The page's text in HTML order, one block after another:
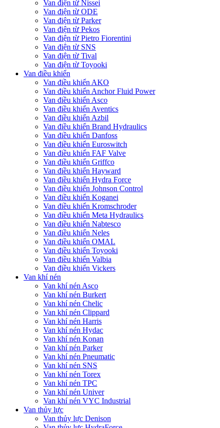
Van điện từ Nissei
Van điện từ ODE
Van điện từ Parker
Van điện từ Pekos
Van điện từ Pietro Fiorentini
Van điện từ SNS
Van điện từ Tival
Van điện từ Toyooki
Van điều khiển
Van điều khiển AKO
Van điều khiển Anchor Fluid Power
Van điều khiển Asco
Van điều khiển Aventics
Van điều khiển Azbil
Van điều khiển Brand Hydraulics
Van điều khiển Danfoss
Van điều khiển Euroswitch
Van điều khiển FAF Valve
Van điều khiển Griffco
Van điều khiển Hayward
Van điều khiển Hydra Force
Van điều khiển Johnson Control
Van điều khiển Koganei
Van điều khiển Kromschroder
Van điều khiển Meta Hydraulics
Van điều khiển Nabtesco
Van điều khiển Neles
Van điều khiển OMAL
Van điều khiển Toyooki
Van điều khiển Valbia
Van điều khiển Vickers
Van khí nén
Van khí nén Asco
Van khí nén Burkert
Van khí nén Chelic
Van khí nén Clippard
Van khí nén Harris
Van khí nén Hydac
Van khí nén Konan
Van khí nén Parker
Van khí nén Pneumatic
Van khí nén SNS
Van khí nén Torex
Van khí nén TPC
Van khí nén Univer
Van khí nén VYC Industrial
Van thủy lực
Van thủy lực Denison